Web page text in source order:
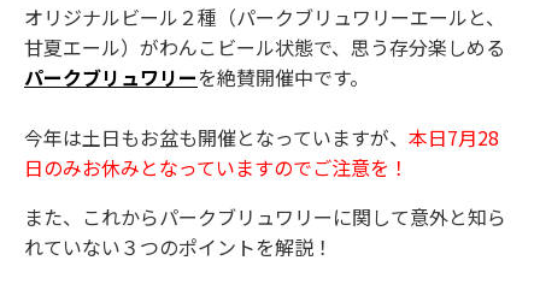
オリジナルビール２種（パークブリュワリーエールと、
甘夏エール）がわんこビール状態で、思う存分楽しめる
パークブリュワリーを絶賛開催中です。
今年は土日もお盆も開催となっていますが、 本日7月28
日のみお休みとなっていますのでご注意を！
また、これからパークブリュワリーに関して意外と知ら
れていない３つのポイントを解説！